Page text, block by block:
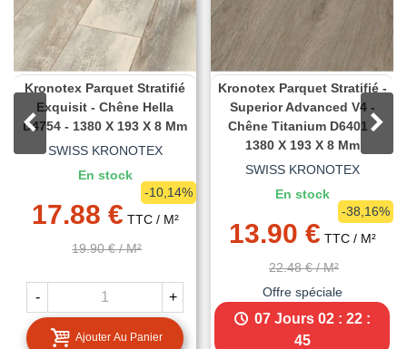
Kronotex Parquet Stratifié
Exquisit - Chêne Hella
D4754 - 1380 X 193 X 8 Mm
SWISS KRONOTEX
En stock
17.88 € TTC/ M²
19.90 € / M²
-10,14%
- +
Ajouter Au Panier
Kronotex Parquet Stratifié -
Superior Advanced V4 -
Chêne Titanium D6401 -
1380 X 193 X 8 Mm
SWISS KRONOTEX
En stock
13.90 € TTC/ M²
22.48 € / M²
-38,16%
Offre spéciale
07 Jours 02 : 22 :
44